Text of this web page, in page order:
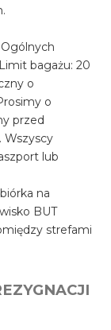
bagażu: 20
o
o
przed
Wszyscy
lub
na
BUT
strefami